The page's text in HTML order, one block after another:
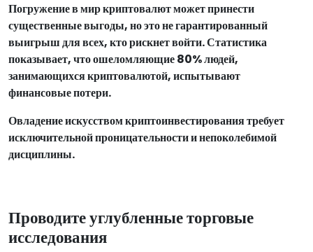
Погружение в мир криптовалют может принести
существенные выгоды, но это не гарантированный
выигрыш для всех, кто рискнет войти. Статистика
показывает, что ошеломляющие 80% людей,
занимающихся криптовалютой, испытывают
финансовые потери.
Овладение искусством криптоинвестирования требует
исключительной проницательности и непоколебимой
дисциплины.
Проводите углубленные торговые
исследования